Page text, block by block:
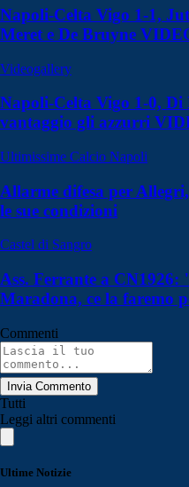
Napoli-Celta Vigo 1-1,
Meret e De Bruyne
Videogallery
Napoli-Celta Vigo 1-0,
vantaggio gli azzurri
Ultimissime Calcio Napoli
Allarme difesa per
le sue condizioni
Castel di Sangro
Ass. Ferrante a CN1926:
Maradona, ce la faremo
Commenti
Invia Commento
Tutti
Leggi altri commenti
Ultime Notizie